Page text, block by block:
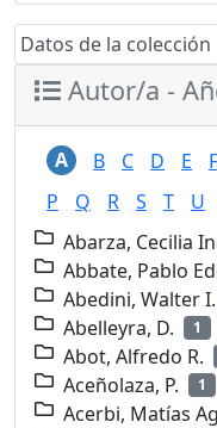
Datos de la colección
Autor/a -
A B C D E F
P
Q R S T U
Abarza, Cecilia
Abbate, Pablo
Abedini, Walter I.
Abelleyra, D. 1
Abot, Alfredo R.
Aceñolaza, P. 1
Acerbi, Matías